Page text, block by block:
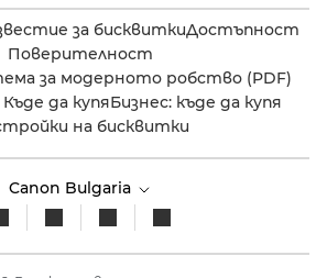
за бисквиткиДостъпност
Поверителност
за модерното робство (PDF)
да купяБизнес: къде да купя
на бисквитки
Canon Bulgaria